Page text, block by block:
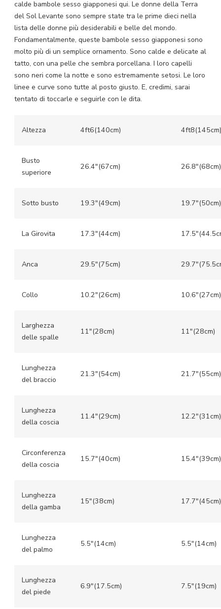
calde bambole sesso giapponesi qui. Le donne della Terra
del Sol Levante sono sempre state tra le prime dieci nella
lista delle donne più desiderabili e belle del mondo.
Fondamentalmente, queste bambole sesso giapponesi sono
molto più di un semplice ornamento. Sono calde e delicate al
tatto, con una pelle che sembra porcellana. I loro capelli
sono neri come la notte e sono estremamente setosi. Le loro
linee e curve sono tutte al posto giusto. E, credimi, sarai
tentato di toccarle e seguirle con le dita.
Altezza 4ft6(140cm) 4ft8(145cm)
Busto
superiore
26.4″(67cm) 26.8″(68cm)
Sotto busto 19.3″(49cm) 19.7″(50cm)
La Girovita 17.3″(44cm)
Anca 29.5″(75cm)
Collo 10.2″(26cm) 10.6″(27cm)
Larghezza
delle spalle
11″(28cm) 11″(28cm)
Lunghezza
del braccio
21.3″(54cm) 21.7″(55cm)
Lunghezza
della coscia
11.4″(29cm) 12.2″(31cm)
Circonferenza
della coscia
15.7″(40cm) 15.4″(39cm)
Lunghezza
della gamba
15″(38cm) 17.7″(45cm)
Lunghezza
del palmo
5.5″(14cm) 5.5″(14cm)
Lunghezza
del piede
6.9″(17.5cm) 7.5″(19cm)